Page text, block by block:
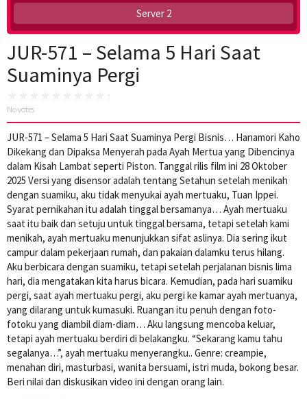
Server 2
JUR-571 – Selama 5 Hari Saat
Suaminya Pergi
No votes
JUR-571 – Selama 5 Hari Saat Suaminya Pergi Bisnis… Hanamori Kaho
Dikekang dan Dipaksa Menyerah pada Ayah Mertua yang Dibencinya
dalam Kisah Lambat seperti Piston. Tanggal rilis film ini 28 Oktober
2025 Versi yang disensor adalah tentang Setahun setelah menikah
dengan suamiku, aku tidak menyukai ayah mertuaku, Tuan Ippei.
Syarat pernikahan itu adalah tinggal bersamanya… Ayah mertuaku
saat itu baik dan setuju untuk tinggal bersama, tetapi setelah kami
menikah, ayah mertuaku menunjukkan sifat aslinya. Dia sering ikut
campur dalam pekerjaan rumah, dan pakaian dalamku terus hilang.
Aku berbicara dengan suamiku, tetapi setelah perjalanan bisnis lima
hari, dia mengatakan kita harus bicara. Kemudian, pada hari suamiku
pergi, saat ayah mertuaku pergi, aku pergi ke kamar ayah mertuanya,
yang dilarang untuk kumasuki. Ruangan itu penuh dengan foto-
fotoku yang diambil diam-diam… Aku langsung mencoba keluar,
tetapi ayah mertuaku berdiri di belakangku. “Sekarang kamu tahu
segalanya…”, ayah mertuaku menyerangku.. Genre: creampie,
menahan diri, masturbasi, wanita bersuami, istri muda, bokong besar.
Beri nilai dan diskusikan video ini dengan orang lain.